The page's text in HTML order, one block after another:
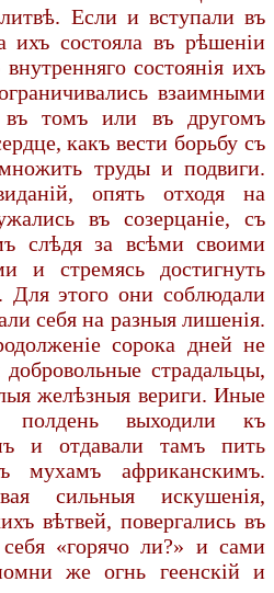
Если и вступали въ
ихъ состояла въ рѣшеніи
состоянія ихъ
взаимными
въ томъ или въ другомъ
какъ вести борьбу съ
труды и подвиги.
опять отходя на
въ созерцаніе, съ
слѣдя за всѣми своими
и стремясь достигнуть
Для этого они соблюдали
себя на разныя лишенія.
сорока дней не
страдальцы,
желѣзныя вериги. Иные
выходили къ
и отдавали тамъ пить
мухамъ африканскимъ.
сильныя искушенія,
вѣтвей, повергались въ
«горячо ли?» и сами
же огнь геенскій и